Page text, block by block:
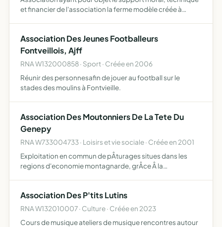
et financier de l'association la ferme modèle créée à
Association Des Jeunes Footballeurs
Fontveillois, Ajff
RNA W132000858 · Sport · Créée en 2006
Réunir des personnesafin de jouer au football sur le
stades des moulins à Fontvieille.
Association Des Moutonniers De La Tete Du
Genepy
RNA W733004733 · Loisirs et vie sociale · Créée en 2001
Exploitation en commun de pÂturages situes dans les
regions d'economie montagnarde, grÂce Â la
animaux a l'associatio…
Association Des P'tits Lutins
RNA W132010007 · Culture · Créée en 2023
Cours de musique ateliers de musique rencontres autour